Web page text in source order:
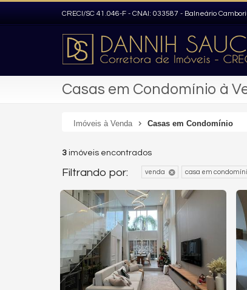
CRECI/SC 41.046-F - CNAI: 033587 - Balneário
Casas em Condomínio à
Imóveis à Venda Casas em Condomínio
3 imóveis encontrados
Filtrando por: venda casa em